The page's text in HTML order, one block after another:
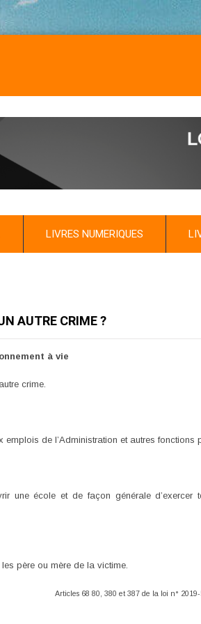
LIVRES NUMERIQUES
AUTRE CRIME ?
à vie
crime.
emplois de l’Administration et autres fonctions
une école et de façon générale d’exercer
père ou mère de la victime.
Articles 68 80, 380 et 387 de la loi n°